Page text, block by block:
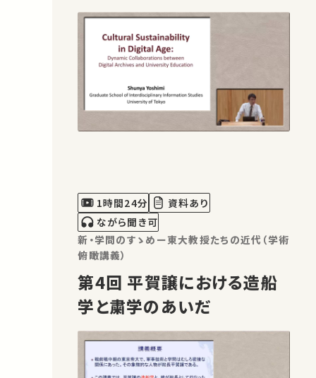
1時間24分
資料あり
ながら聞き可
新・学問のすゝめー東大教授たちの近代（学術
俯瞰講義）
第4回 平賀譲における造船
学と粛学のあいだ